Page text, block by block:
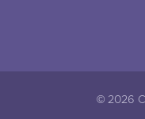
© 2026